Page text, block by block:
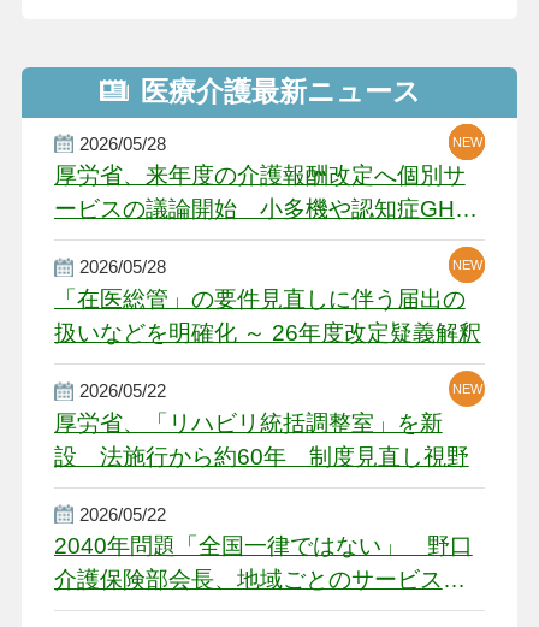
医療介護最新ニュース
2026/05/28
厚労省、来年度の介護報酬改定へ個別サ
ービスの議論開始 小多機や認知症GH、
厳しい経営環境に危機感
NEW
NEW
NEW
2026/05/28
「在医総管」の要件見直しに伴う届出の
扱いなどを明確化 ～ 26年度改定疑義解釈
NEW
NEW
2026/05/22
厚労省、「リハビリ統括調整室」を新
設 法施行から約60年 制度見直し視野
NEW
2026/05/22
2040年問題「全国一律ではない」 野口
介護保険部会長、地域ごとのサービス基
盤整備を促す